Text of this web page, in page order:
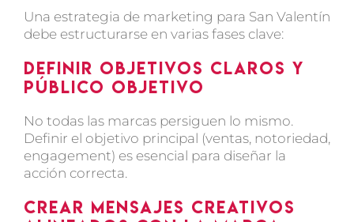
Una estrategia de marketing para San Valentín
debe estructurarse en varias fases clave:
Definir objetivos claros y
público objetivo
No todas las marcas persiguen lo mismo.
Definir el objetivo principal (ventas, notoriedad,
engagement) es esencial para diseñar la
acción correcta.
Crear mensajes creativos